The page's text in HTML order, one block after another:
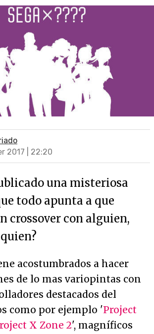
2017 | 22:20
una misteriosa
todo apunta a que
crossover con alguien,
acostumbrados a hacer
de lo mas variopintas con
destacados del
como por ejemplo 'Project
X Zone 2', magníficos